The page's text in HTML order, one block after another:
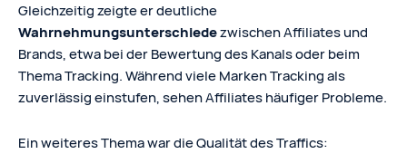
Gleichzeitig zeigte er deutliche
Wahrnehmungsunterschiedezwischen Affiliates und
Brands, etwa bei der Bewertung des Kanals oder beim
Thema Tracking. Während viele Marken Tracking als
zuverlässig einstufen, sehen Affiliates häufiger Probleme.
Ein weiteres Thema war die Qualität des Traffics: